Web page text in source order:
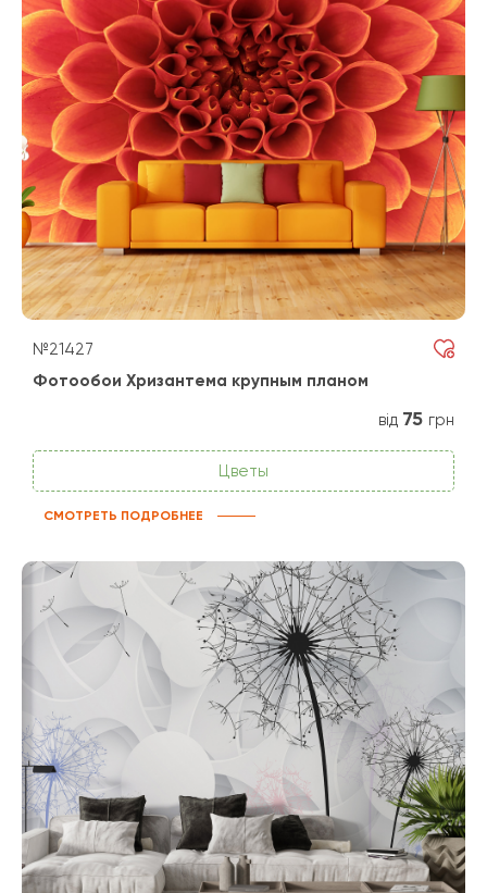
№21427
Фотообои Хризантема крупным планом
від 75 грн
Цветы
СМОТРЕТЬ ПОДРОБНЕЕ